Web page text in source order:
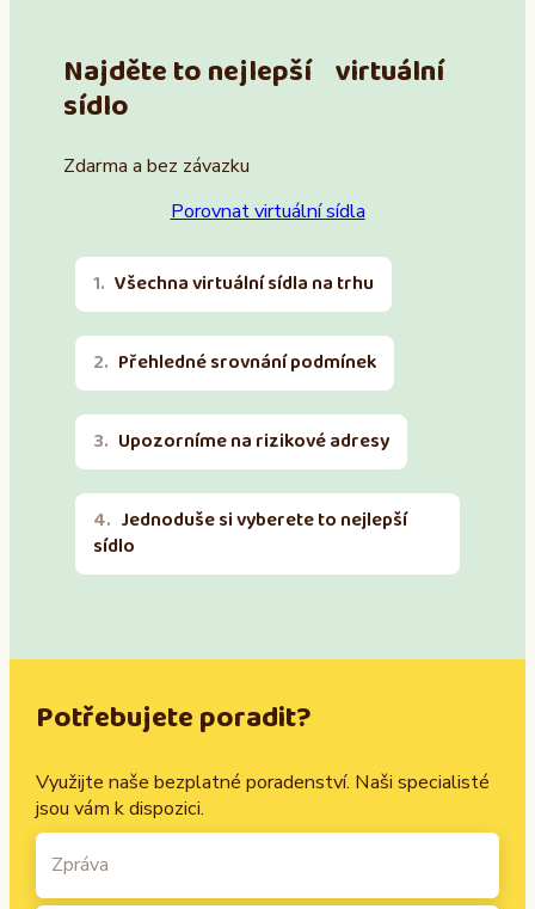
Najděte to nejlepší virtuální
sídlo
Zdarma a bez závazku
Porovnat virtuální sídla
Všechna virtuální sídla na trhu
Přehledné srovnání podmínek
Upozorníme na rizikové adresy
Jednoduše si vyberete to nejlepší
sídlo
Potřebujete poradit?
Využijte naše bezplatné poradenství. Naši specialisté
jsou vám k dispozici.